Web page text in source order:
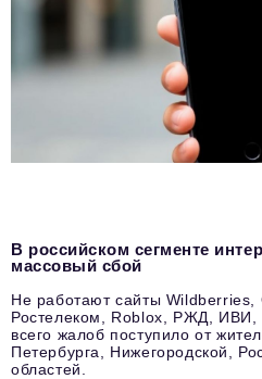
В российском сегменте
массовый сбой
Не работают сайты Wildberries,
Ростелеком, Roblox, РЖД, ИВИ,
всего жалоб поступило от
Петербурга, Нижегородской,
областей.